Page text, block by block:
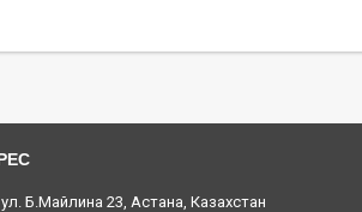
ул. Б.Майлина 23, Астана, Казахстан